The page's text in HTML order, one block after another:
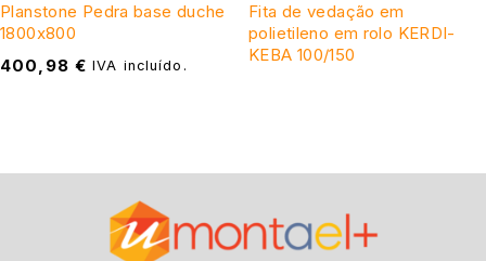
Planstone Pedra base duche
1800x800
400,98 € IVA incluído.
Fita de vedação em
polietileno em rolo KERDI-
KEBA 100/150